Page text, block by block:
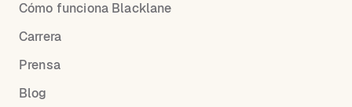
Cómo funciona Blacklane
Carrera
Prensa
Blog